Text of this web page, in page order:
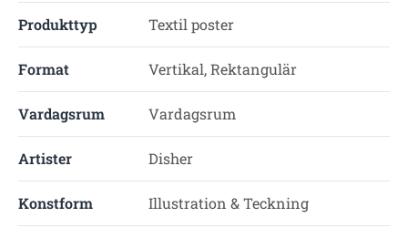
Produkttyp Textil poster
Format Vertikal, Rektangulär
Vardagsrum Vardagsrum
Artister Disher
Konstform Illustration & Teckning